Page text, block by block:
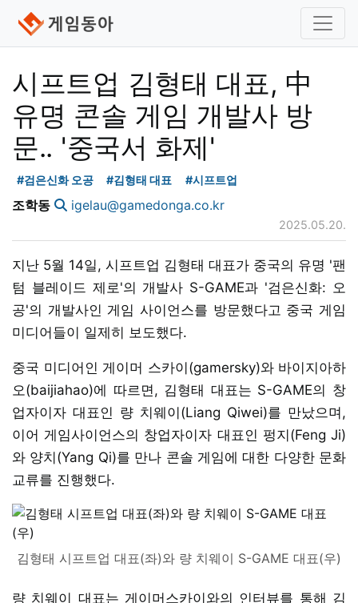
시프트업 김형태 대표, 中
유명 콘솔 게임 개발사 방
문.. '중국서 화제'
#검은신화 오공 #김형태 대표 #시프트업
조학동 igelau@gamedonga.co.kr
2025.05.20.
지난 5월 14일, 시프트업 김형태 대표가 중국의 유명 '팬
텀 블레이드 제로'의 개발사 S-GAME과 '검은신화: 오
공'의 개발사인 게임 사이언스를 방문했다고 중국 게임
미디어들이 일제히 보도했다.
중국 미디어인 게이머 스카이(gamersky)와 바이지아하
오(baijiahao)에 따르면, 김형태 대표는 S-GAME의 창
업자이자 대표인 량 치웨이(Liang Qiwei)를 만났으며,
이어 게임사이언스의 창업자이자 대표인 펑지(Feng Ji)
와 양치(Yang Qi)를 만나 콘솔 게임에 대한 다양한 문화
교류를 진행했다.
김형태 시프트업 대표(좌)와 량 치웨이 S-GAME 대표(우)
량 치웨이 대표는 게이머스카이와의 인터뷰를 통해 김